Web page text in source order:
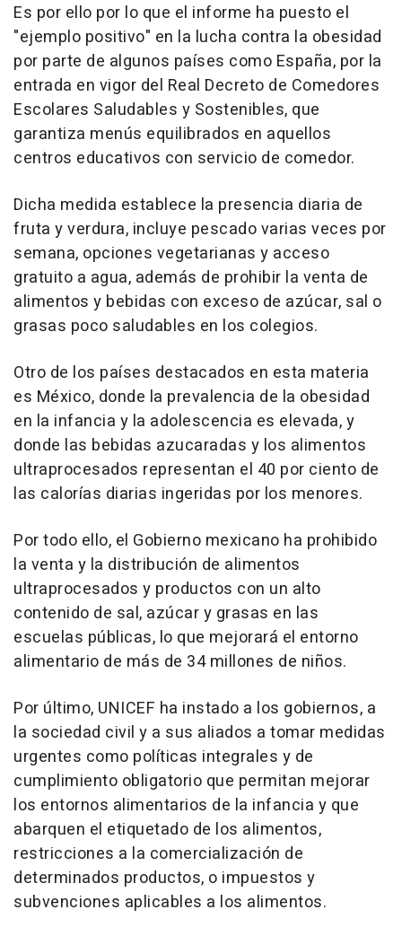
Es por ello por lo que el informe ha puesto el
"ejemplo positivo" en la lucha contra la obesidad
por parte de algunos países como España, por la
entrada en vigor del Real Decreto de Comedores
Escolares Saludables y Sostenibles, que
garantiza menús equilibrados en aquellos
centros educativos con servicio de comedor.
Dicha medida establece la presencia diaria de
fruta y verdura, incluye pescado varias veces por
semana, opciones vegetarianas y acceso
gratuito a agua, además de prohibir la venta de
alimentos y bebidas con exceso de azúcar, sal o
grasas poco saludables en los colegios.
Otro de los países destacados en esta materia
es México, donde la prevalencia de la obesidad
en la infancia y la adolescencia es elevada, y
donde las bebidas azucaradas y los alimentos
ultraprocesados representan el 40 por ciento de
las calorías diarias ingeridas por los menores.
Por todo ello, el Gobierno mexicano ha prohibido
la venta y la distribución de alimentos
ultraprocesados y productos con un alto
contenido de sal, azúcar y grasas en las
escuelas públicas, lo que mejorará el entorno
alimentario de más de 34 millones de niños.
Por último, UNICEF ha instado a los gobiernos, a
la sociedad civil y a sus aliados a tomar medidas
urgentes como políticas integrales y de
cumplimiento obligatorio que permitan mejorar
los entornos alimentarios de la infancia y que
abarquen el etiquetado de los alimentos,
restricciones a la comercialización de
determinados productos, o impuestos y
subvenciones aplicables a los alimentos.